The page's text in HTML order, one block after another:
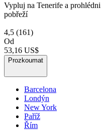
Vypluj na Tenerife a
pobřeží
4,5 (161)
Od
53,16 US$
Prozkoumat
Barcelona
Londýn
New York
Paříž
Řím